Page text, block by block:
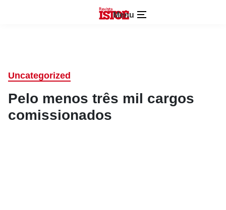
Menu
Uncategorized
Pelo menos três mil cargos
comissionados